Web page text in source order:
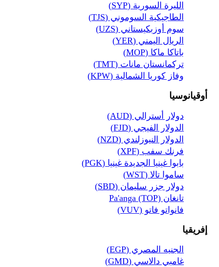
الليرة السورية (SYP)
الطاجيكية السوموني (TJS)
سوم أوزبكيستاني (UZS)
الريال اليمني (YER)
باتاكا ماكا (MOP)
تركمانستان مانات (TMT)
وفاز كوريا الشمالية (KPW)
أوقيانوسيا
دولار أسترالي (AUD)
الدولار الفيجي (FJD)
الدولار النيوزلندي (NZD)
فرنك سفب (XPF)
بابوا غينيا الجديدة غينيا (PGK)
ساموا تالا (WST)
دولار جزر سليمان (SBD)
تانغان Pa'anga (TOP)
فانواتو فاتو (VUV)
إفريقيا
الجنيه المصري (EGP)
غامبي دالاسي (GMD)